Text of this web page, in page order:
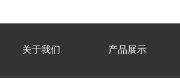
关于我们 产品展示